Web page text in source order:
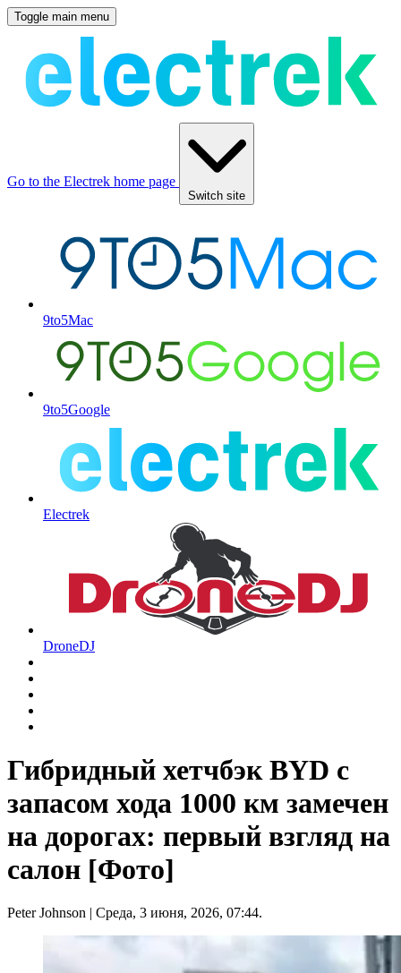
Toggle main menu
Go to the Electrek home page
Switch site
9to5Mac
9to5Google
Electrek
DroneDJ
Гибридный хетчбэк BYD с
запасом хода 1000 км замечен
на дорогах: первый взгляд на
салон [Фото]
Peter Johnson | Среда, 3 июня, 2026, 07:44.